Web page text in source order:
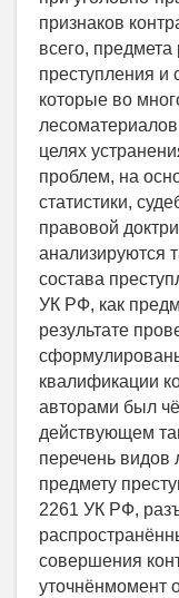
признаков
всего,
преступления и
которые во
целях
проблем, на
статистики,
правовой
анализируются
состава
УК РФ, как
результате
квалификации
авторами был
действующем
перечень видов
предмету
2261 УК РФ,
совершения
уточнёнмомент